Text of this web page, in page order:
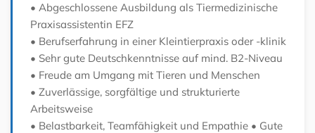
• Abgeschlossene Ausbildung als Tiermedizinische
Praxisassistentin EFZ
• Berufserfahrung in einer Kleintierpraxis oder -klinik
• Sehr gute Deutschkenntnisse auf mind. B2-Niveau
• Freude am Umgang mit Tieren und Menschen
• Zuverlässige, sorgfältige und strukturierte
Arbeitsweise
• Belastbarkeit, Teamfähigkeit und Empathie • Gute